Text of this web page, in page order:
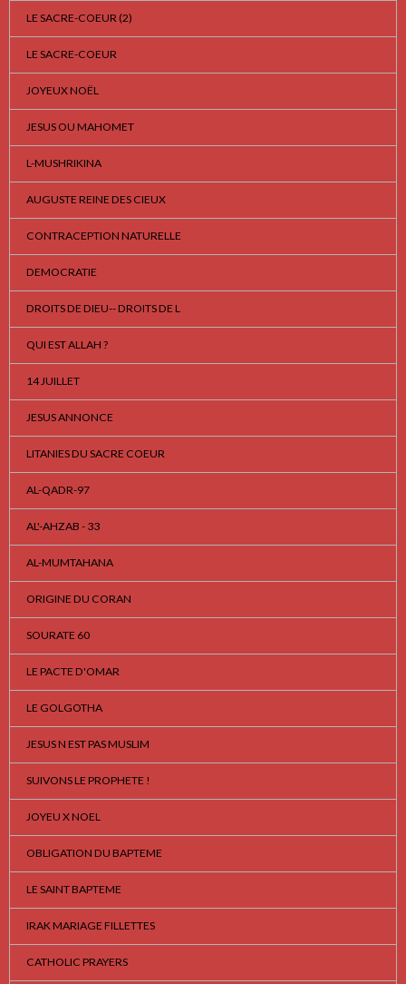
LE SACRE-COEUR (2)
LE SACRE-COEUR
JOYEUX NOËL
JESUS OU MAHOMET
L-MUSHRIKINA
AUGUSTE REINE DES CIEUX
CONTRACEPTION NATURELLE
DEMOCRATIE
DROITS DE DIEU-- DROITS DE L
QUI EST ALLAH ?
14 JUILLET
JESUS ANNONCE
LITANIES DU SACRE COEUR
AL-QADR-97
AL'-AHZAB - 33
AL-MUMTAHANA
ORIGINE DU CORAN
SOURATE 60
LE PACTE D'OMAR
LE GOLGOTHA
JESUS N EST PAS MUSLIM
SUIVONS LE PROPHETE !
JOYEU X NOEL
OBLIGATION DU BAPTEME
LE SAINT BAPTEME
IRAK MARIAGE FILLETTES
CATHOLIC PRAYERS